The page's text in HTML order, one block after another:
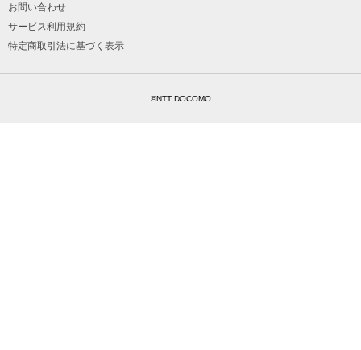
お問い合わせ
サービス利用規約
特定商取引法に基づく表示
©NTT DOCOMO